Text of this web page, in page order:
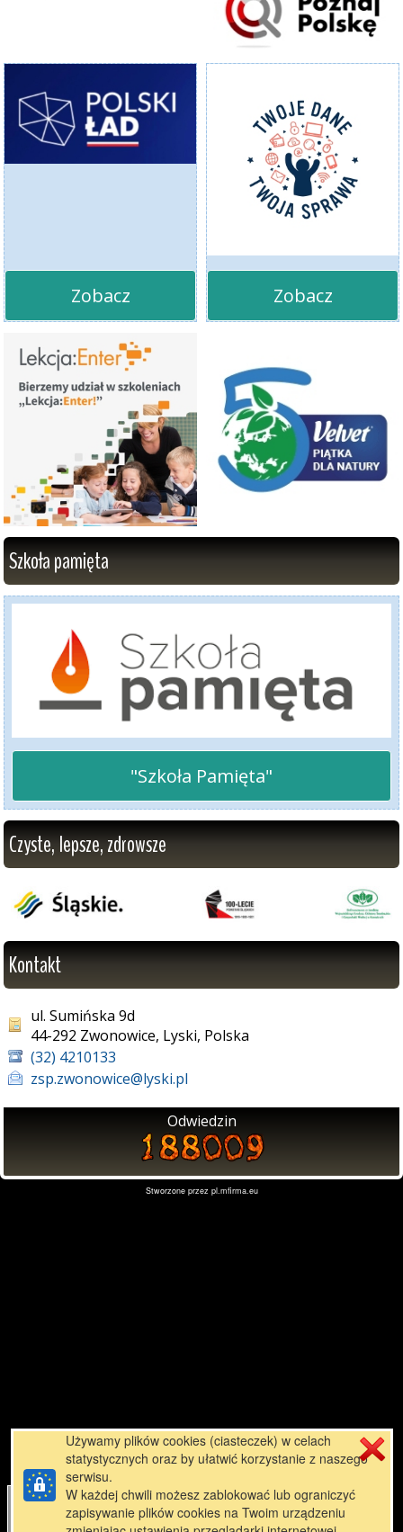
Zobacz Zobacz
Szkoła pamięta
"Szkoła Pamięta"
Czyste, lepsze, zdrowsze
Kontakt
ul. Sumińska 9d
44-292 Zwonowice, Lyski, Polska
(32) 4210133
zsp.zwonowice@lyski.pl
Odwiedzin
Stworzone przez pl.mfirma.eu
Używamy plików cookies (ciasteczek) w celach
statystycznych oraz by ułatwić korzystanie z naszego
serwisu.
W każdej chwili możesz zablokować lub ograniczyć
zapisywanie plików cookies na Twoim urządzeniu